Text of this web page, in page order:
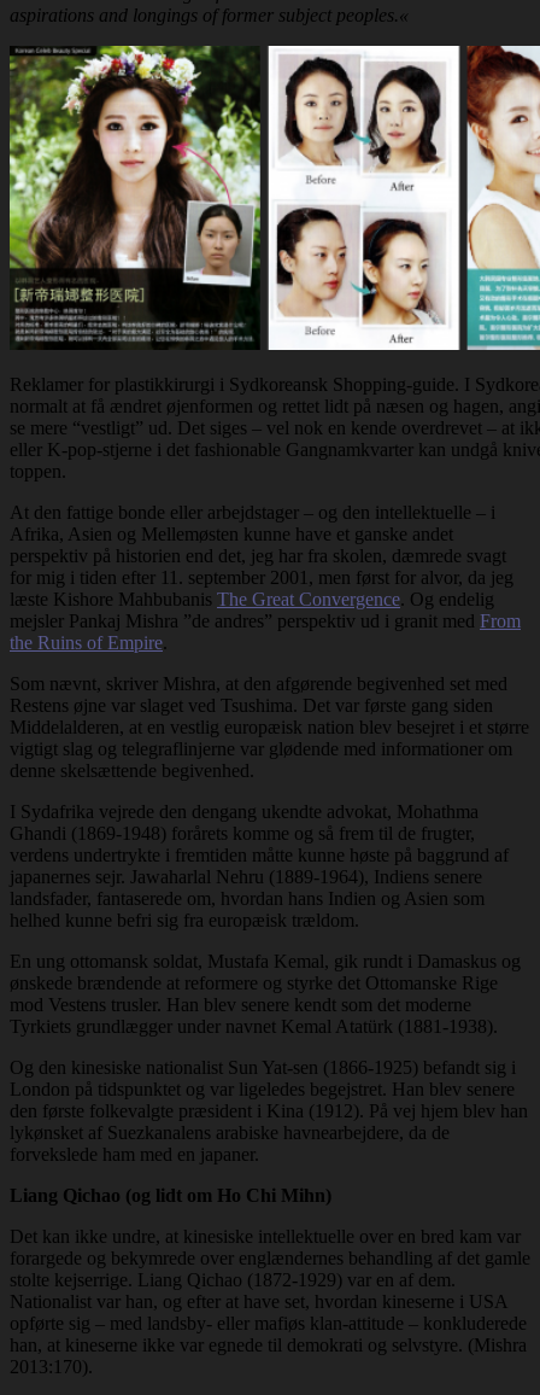
aspirations and longings of former subject peoples.«
Reklamer for plastikkirurgi i Sydkoreansk Shopping-guide. I
normalt at få ændret øjenformen og rettet lidt på næsen og hagen,
se mere “vestligt” ud. Det siges – vel nok en kende overdrevet – at
eller K-pop-stjerne i det fashionable Gangnamkvarter kan undgå
toppen.
At den fattige bonde eller arbejdstager – og den intellektuelle – i
Afrika, Asien og Mellemøsten kunne have et ganske andet
perspektiv på historien end det, jeg har fra skolen, dæmrede svagt
for mig i tiden efter 11. september 2001, men først for alvor, da jeg
læste Kishore Mahbubanis The Great Convergence. Og endelig
mejsler Pankaj Mishra ”de andres” perspektiv ud i granit med From
the Ruins of Empire.
Som nævnt, skriver Mishra, at den afgørende begivenhed set med
Restens øjne var slaget ved Tsushima. Det var første gang siden
Middelalderen, at en vestlig europæisk nation blev besejret i et større
vigtigt slag og telegraflinjerne var glødende med informationer om
denne skelsættende begivenhed.
I Sydafrika vejrede den dengang ukendte advokat, Mohathma
Ghandi (1869-1948) forårets komme og så frem til de frugter,
verdens undertrykte i fremtiden måtte kunne høste på baggrund af
japanernes sejr. Jawaharlal Nehru (1889-1964), Indiens senere
landsfader, fantaserede om, hvordan hans Indien og Asien som
helhed kunne befri sig fra europæisk trældom.
En ung ottomansk soldat, Mustafa Kemal, gik rundt i Damaskus og
ønskede brændende at reformere og styrke det Ottomanske Rige
mod Vestens trusler. Han blev senere kendt som det moderne
Tyrkiets grundlægger under navnet Kemal Atatürk (1881-1938).
Og den kinesiske nationalist Sun Yat-sen (1866-1925) befandt sig i
London på tidspunktet og var ligeledes begejstret. Han blev senere
den første folkevalgte præsident i Kina (1912). På vej hjem blev han
lykønsket af Suezkanalens arabiske havnearbejdere, da de
forvekslede ham med en japaner.
Liang Qichao (og lidt om Ho Chi Mihn)
Det kan ikke undre, at kinesiske intellektuelle over en bred kam var
forargede og bekymrede over englændernes behandling af det gamle
stolte kejserrige. Liang Qichao (1872-1929) var en af dem.
Nationalist var han, og efter at have set, hvordan kineserne i USA
opførte sig – med landsby- eller mafiøs klan-attitude – konkluderede
han, at kineserne ikke var egnede til demokrati og selvstyre. (Mishra
2013:170).